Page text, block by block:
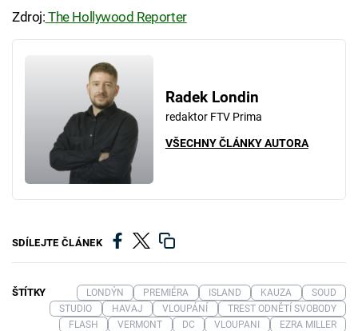
Zdroj: The Hollywood Reporter
Radek Londin
redaktor FTV Prima
VŠECHNY ČLÁNKY AUTORA
SDÍLEJTE ČLÁNEK
ŠTÍTKY LONDÝN PREMIÉRA ISLAND KAUZA
SOUD
STUDIO
HAVAJ VLOUPÁNÍ
TREST ODNĚTÍ SVOBODY
FLASH
VERMONT DC VLOUPANI
EZRA MILLER